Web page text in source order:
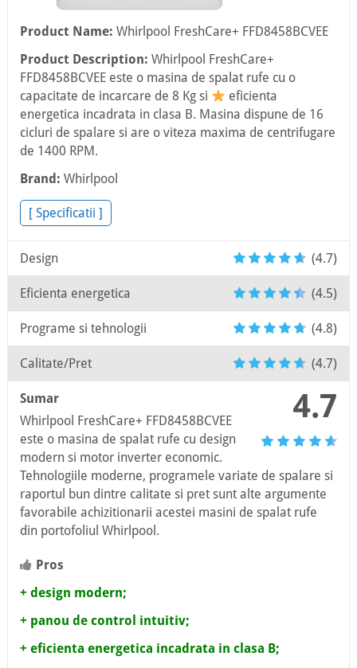
Product Name: Whirlpool FreshCare+ FFD8458BCVEE
Product Description: Whirlpool FreshCare+
FFD8458BCVEE este o masina de spalat rufe cu o
capacitate de incarcare de 8 Kg si
eficienta
energetica incadrata in clasa B. Masina dispune de 16
cicluri de spalare si are o viteza maxima de centrifugare
de 1400 RPM.
Brand: Whirlpool
[ Specificatii ]
Design (4.7)
Eficienta energetica (4.5)
Programe si tehnologii (4.8)
Calitate/Pret (4.7)
4.7
Sumar
Whirlpool FreshCare+ FFD8458BCVEE
este o masina de spalat rufe cu design
modern si motor inverter economic.
Tehnologiile moderne, programele variate de spalare si
raportul bun dintre calitate si pret sunt alte argumente
favorabile achizitionarii acestei masini de spalat rufe
din portofoliul Whirlpool.
Pros
+ design modern;
+ panou de control intuitiv;
+ eficienta energetica incadrata in clasa B;